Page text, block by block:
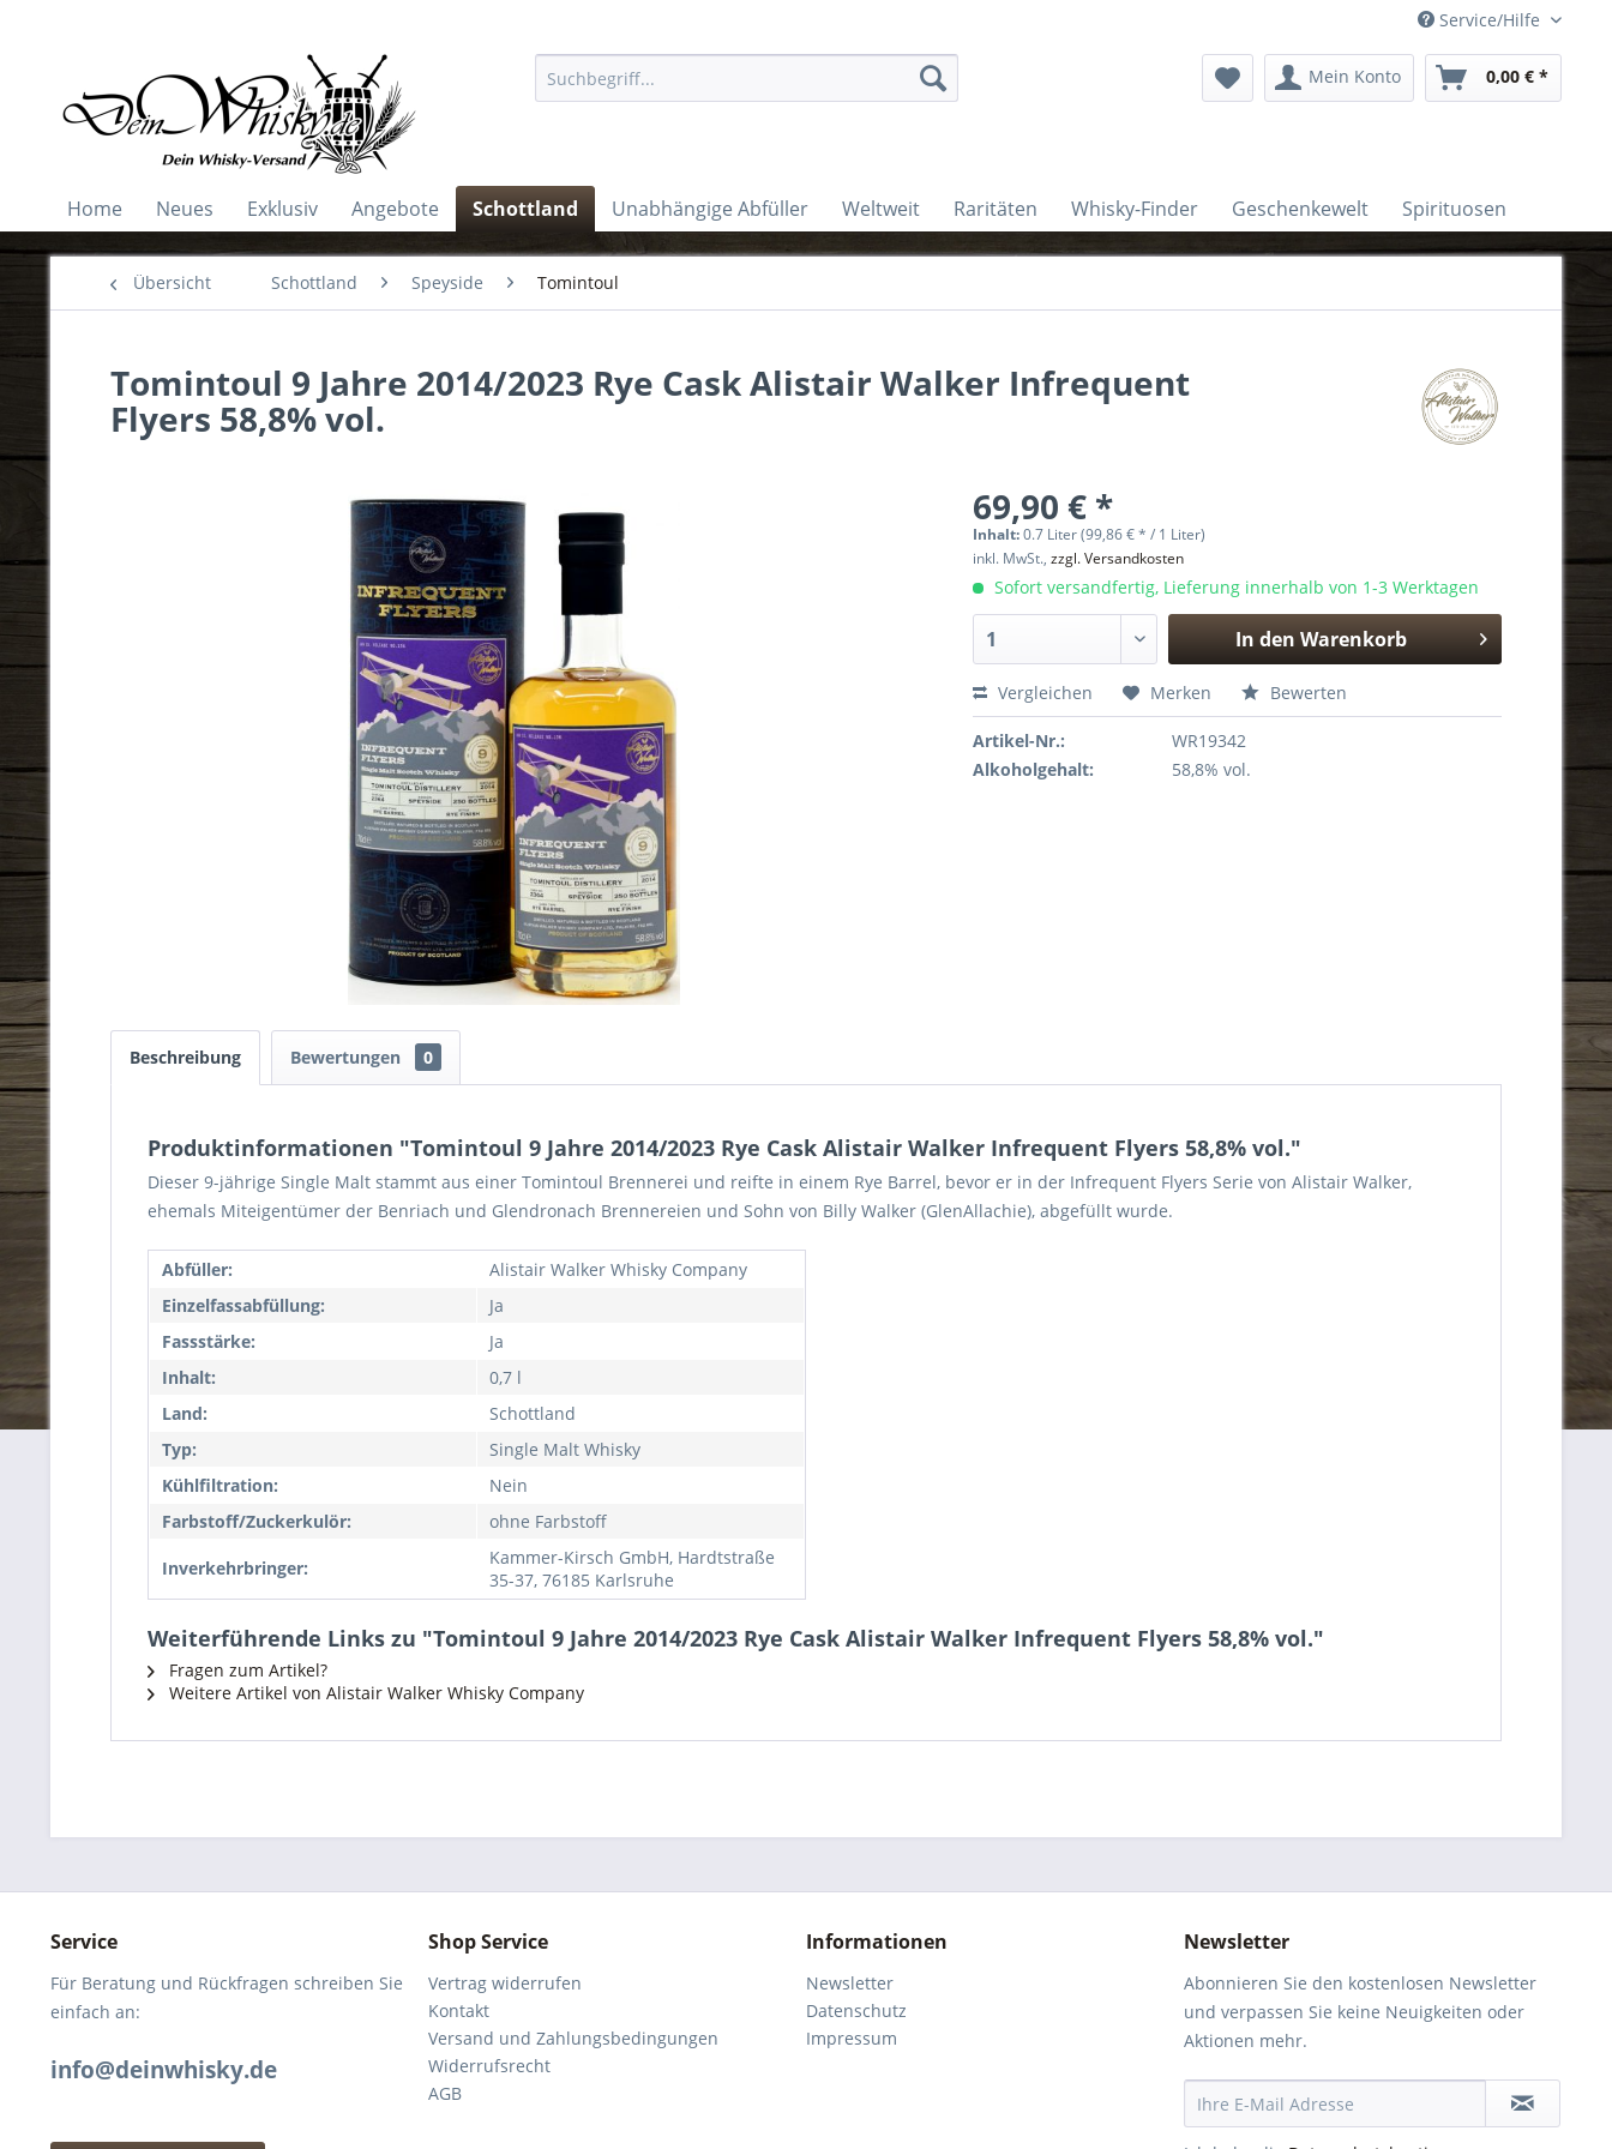
Service/Hilfe
Mein Konto 0,00 € *
Home Neues Exklusiv Angebote Schottland Unabhängige Abfüller Weltweit Raritäten Whisky-Finder Geschenkewelt Spirituosen
Übersicht Schottland Speyside Tomintoul
Tomintoul 9 Jahre 2014/2023 Rye Cask Alistair Walker Infrequent
Flyers 58,8% vol.
69,90 € *
Inhalt:0.7 Liter (99,86 € * / 1 Liter)
inkl. MwSt.,zzgl. Versandkosten
Sofort versandfertig, Lieferung innerhalb von 1-3 Werktagen
In den Warenkorb
Hinzugefügt
Vergleichen Merken Bewerten
Artikel-Nr.:
WR19342
Alkoholgehalt:
58,8% vol.
Beschreibung Bewertungen 0
Produktinformationen "Tomintoul 9 Jahre 2014/2023 Rye Cask Alistair Walker Infrequent Flyers 58,8% vol."
Dieser 9-jährige Single Malt stammt aus einer Tomintoul Brennerei und reifte in einem Rye Barrel, bevor er in der Infrequent Flyers Serie von Alistair Walker,
ehemals Miteigentümer der Benriach und Glendronach Brennereien und Sohn von Billy Walker (GlenAllachie), abgefüllt wurde.
Abfüller:
Alistair Walker Whisky Company
Einzelfassabfüllung:
Ja
Fassstärke:
Ja
Inhalt:
0,7 l
Land:
Schottland
Typ:
Single Malt Whisky
Kühlfiltration:
Nein
Farbstoff/Zuckerkulör:
ohne Farbstoff
Inverkehrbringer:
Kammer-Kirsch GmbH, Hardtstraße
35-37, 76185 Karlsruhe
Weiterführende Links zu "Tomintoul 9 Jahre 2014/2023 Rye Cask Alistair Walker Infrequent Flyers 58,8% vol."
Fragen zum Artikel?
Weitere Artikel von Alistair Walker Whisky Company
Service
Für Beratung und Rückfragen schreiben Sie
einfach an:
info@deinwhisky.de
Shop Service
Vertrag widerrufen
Kontakt
Versand und Zahlungsbedingungen
Widerrufsrecht
AGB
Informationen
Newsletter
Datenschutz
Impressum
Newsletter
Abonnieren Sie den kostenlosen Newsletter
und verpassen Sie keine Neuigkeiten oder
Aktionen mehr.